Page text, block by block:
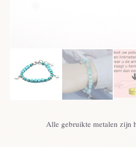
Alle gebruikte metalen zijn